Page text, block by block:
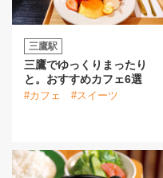
三鷹駅
三鷹でゆっくりまったり
と。おすすめカフェ6選
#カフェ #スイーツ